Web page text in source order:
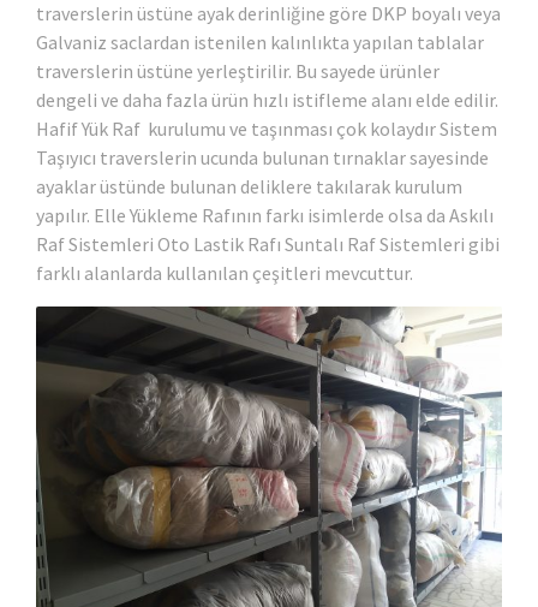
traverslerin üstüne ayak derinliğine göre DKP boyalı veya
Galvaniz saclardan istenilen kalınlıkta yapılan tablalar
traverslerin üstüne yerleştirilir. Bu sayede ürünler
dengeli ve daha fazla ürün hızlı istifleme alanı elde edilir.
Hafif Yük Raf kurulumu ve taşınması çok kolaydır Sistem
Taşıyıcı traverslerin ucunda bulunan tırnaklar sayesinde
ayaklar üstünde bulunan deliklere takılarak kurulum
yapılır. Elle Yükleme Rafının farkı isimlerde olsa da Askılı
Raf Sistemleri Oto Lastik Rafı Suntalı Raf Sistemleri gibi
farklı alanlarda kullanılan çeşitleri mevcuttur.